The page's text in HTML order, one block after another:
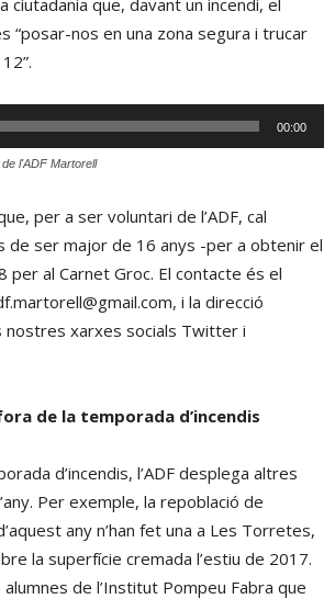
“posar-nos en una zona segura i trucar
00:00
l'ADF Martorell
per a ser voluntari de l’ADF, cal
de ser major de 16 anys -per a obtenir el
per al Carnet Groc. El contacte és el
i la direcció
nostres xarxes socials Twitter i
de la temporada d’incendis
d’incendis, l’ADF desplega altres
Per exemple, la repoblació de
any n’han fet una a Les Torretes,
la superfície cremada l’estiu de 2017.
de l’Institut Pompeu Fabra que